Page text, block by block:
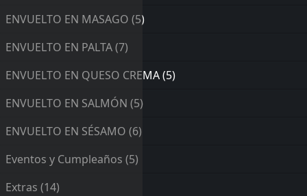
ENVUELTO EN MASAGO (5)
ENVUELTO EN PALTA(7)
ENVUELTO EN QUESO CREMA(5)
ENVUELTO EN SALMÓN (5)
ENVUELTO EN SÉSAMO (6)
Eventos y Cumpleaños (5)
Extras (14)